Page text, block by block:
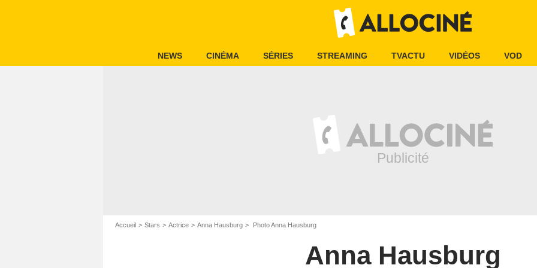
NEWS CINÉMA SÉRIES STREAMING TVACTU VIDÉOS VOD
Accueil Stars Actrice Anna Hausburg Photo Anna Hausburg
Anna Hausburg